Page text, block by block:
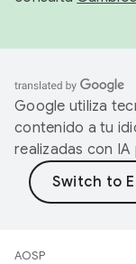
Google utiliza
contenido a tu
realizadas con
AOSP